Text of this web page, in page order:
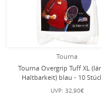
Tourna
Tourna Overgrip Tuff XL
Haltbarkeit) blau - 10
Zipbeutel
UVP: 32,90€